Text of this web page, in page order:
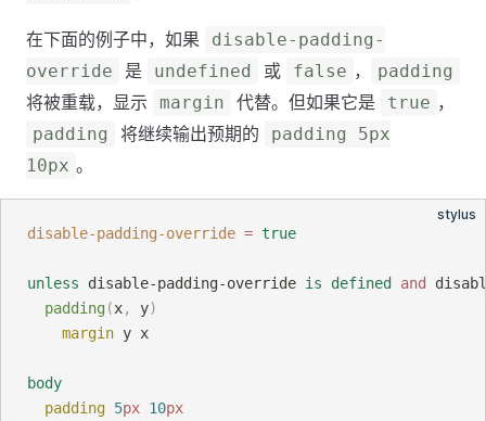
在下面的例子中，如果
disable-padding-
override
是 undefined 或 false ， padding
将被重载，显示 margin 代替。但如果它是 true ，
padding 将继续输出预期的
padding 5px
10px 。
stylus
disable-padding-override = true
unless disable-padding-override is defined and
padding(x, y)
margin y x
body
padding 5px 10px